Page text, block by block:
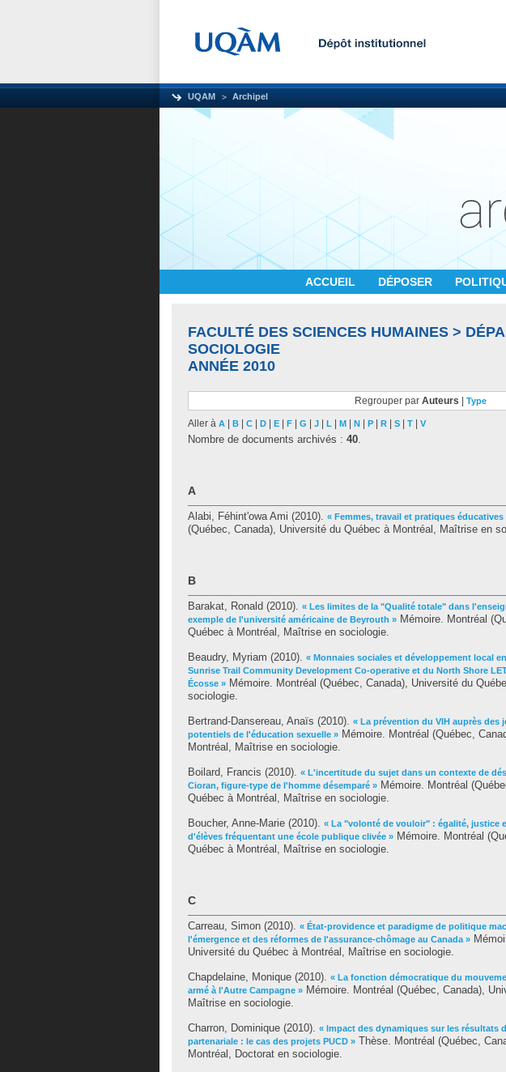
UQAM Archipel
ACCUEIL DÉPOSER
FACULTÉ DES SCIENCES HUMAINES >
SOCIOLOGIE
ANNÉE 2010
Regrouper par Auteurs Type
Aller à A B C D E F G J L M N P R S T V
Nombre de documents archivés : 40.
A
Alabi, Féhint'owa Ami (2010). « Femmes, travail et pratiques éducatives
(Québec, Canada), Université du Québec à Montréal, Maîtrise en
B
Barakat, Ronald (2010). « Les limites de la "Qualité totale" dans
exemple de l'université américaine de Beyrouth » Mémoire. Montréal
Québec à Montréal, Maîtrise en sociologie.
Beaudry, Myriam (2010). « Monnaies sociales et développement local
Sunrise Trail Community Development Co-operative et du North Shore
Écosse » Mémoire. Montréal (Québec, Canada), Université du
sociologie.
Bertrand-Dansereau, Anaïs (2010). « La prévention du VIH auprès des
potentiels de l'éducation sexuelle » Mémoire. Montréal (Québec,
Montréal, Maîtrise en sociologie.
Boilard, Francis (2010). « L'incertitude du sujet dans un contexte de
Cioran, figure-type de l'homme désemparé » Mémoire. Montréal
Québec à Montréal, Maîtrise en sociologie.
Boucher, Anne-Marie (2010). « La "volonté de vouloir" : égalité, justice
d'élèves fréquentant une école publique clivée » Mémoire. Montréal
Québec à Montréal, Maîtrise en sociologie.
C
Carreau, Simon (2010). « État-providence et paradigme de politique
l'émergence et des réformes de l'assurance-chômage au Canada »
Université du Québec à Montréal, Maîtrise en sociologie.
Chapdelaine, Monique (2010). « La fonction démocratique du
armé à l'Autre Campagne » Mémoire. Montréal (Québec, Canada),
Maîtrise en sociologie.
Charron, Dominique (2010). « Impact des dynamiques sur les résultats
partenariale : le cas des projets PUCD » Thèse. Montréal (Québec,
Montréal, Doctorat en sociologie.